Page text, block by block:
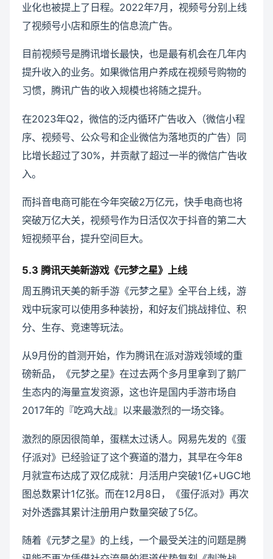
业化也被提上了日程。2022年7月，视频号分别上线
了视频号小店和原生的信息流广告。
目前视频号是腾讯增长最快，也是最有机会在几年内
提升收入的业务。如果微信用户养成在视频号购物的
习惯，腾讯广告的收入规模也将随之提升。
在2023年Q2，微信的泛内循环广告收入（微信小程
序、视频号、公众号和企业微信为落地页的广告）同
比增长超过了30%，并贡献了超过一半的微信广告收
入。
而抖音电商可能在今年突破2万亿元，快手电商也将
突破万亿大关，视频号作为日活仅次于抖音的第二大
短视频平台，提升空间巨大。
5.3 腾讯天美新游戏《元梦之星》上线
周五腾讯天美的新手游《元梦之星》全平台上线，游
戏中玩家可以使用多种装扮，和好友们挑战排位、积
分、生存、竞速等玩法。
从9月份的首测开始，作为腾讯在派对游戏领域的重
磅新品，《元梦之星》在过去两个多月里拿到了鹅厂
生态内的海量宣发资源，这也许是国内手游市场自
2017年的『吃鸡大战』以来最激烈的一场交锋。
激烈的原因很简单，蛋糕太过诱人。网易先发的《蛋
仔派对》已经验证了这个赛道的潜力，其早在今年8
月就宣布达成了双亿成就：月活用户突破1亿+UGC地
图总数累计1亿张。而在12月8日，《蛋仔派对》再次
对外透露其累计注册用户数量突破了5亿。
随着《元梦之星》的上线，一个最受关注的问题是腾